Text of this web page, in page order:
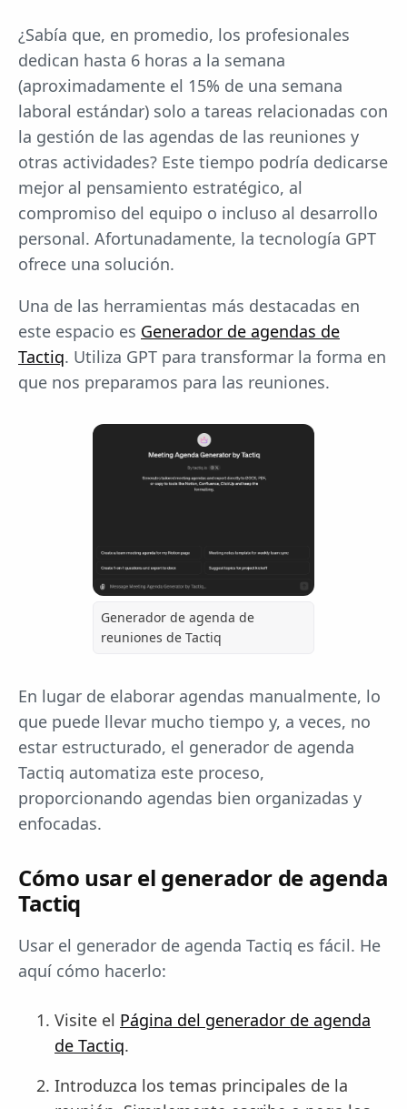
¿Sabía que, en promedio, los profesionales
dedican hasta 6 horas a la semana
(aproximadamente el 15% de una semana
laboral estándar) solo a tareas relacionadas con
la gestión de las agendas de las reuniones y
otras actividades? Este tiempo podría dedicarse
mejor al pensamiento estratégico, al
compromiso del equipo o incluso al desarrollo
personal. Afortunadamente, la tecnología GPT
ofrece una solución.
Una de las herramientas más destacadas en
este espacio es Generador de agendas de
Tactiq. Utiliza GPT para transformar la forma en
que nos preparamos para las reuniones.
Generador de agenda de
reuniones de Tactiq
En lugar de elaborar agendas manualmente, lo
que puede llevar mucho tiempo y, a veces, no
estar estructurado, el generador de agenda
Tactiq automatiza este proceso,
proporcionando agendas bien organizadas y
enfocadas.
Cómo usar el generador de agenda
Tactiq
Usar el generador de agenda Tactiq es fácil. He
aquí cómo hacerlo:
Visite el Página del generador de agenda
de Tactiq.
Introduzca los temas principales de la